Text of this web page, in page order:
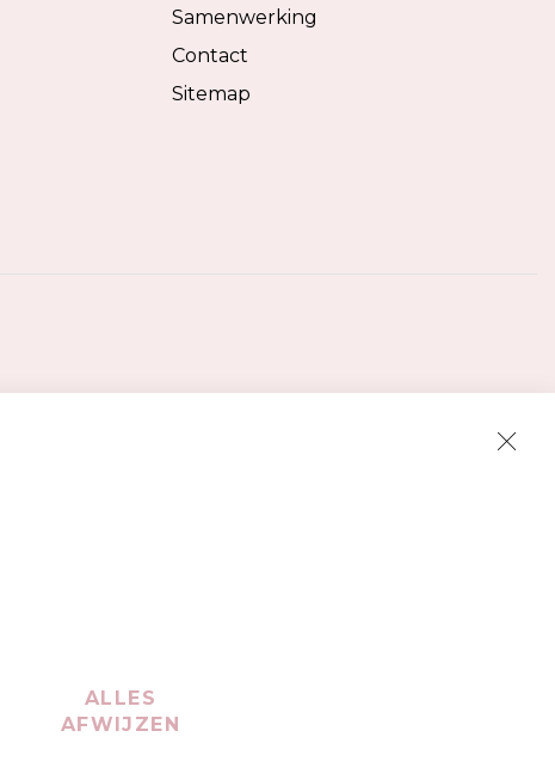
Samenwerking
Contact
Sitemap
ALLES
AFWIJZEN